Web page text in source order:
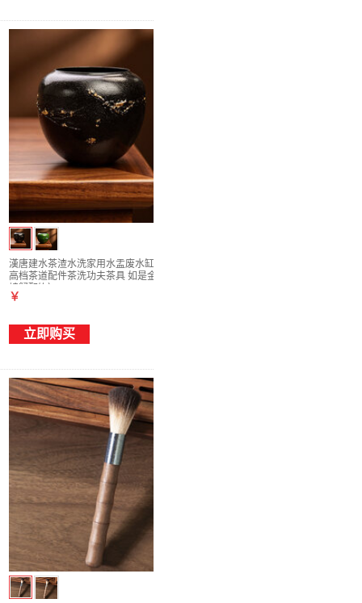
漢唐建水茶渣水洗家用水盂废水缸储水茶渣缸
高档茶道配件茶洗功夫茶具 如是金建水（无
￥
立即购买